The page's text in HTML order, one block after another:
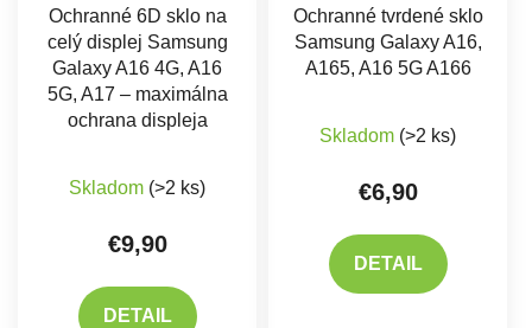
Ochranné 6D sklo na
celý displej Samsung
Galaxy A16 4G, A16
5G, A17 – maximálna
ochrana displeja
Skladom (>2 ks)
€9,90
DETAIL
Ochranné tvrdené sklo
Samsung Galaxy A16,
A165, A16 5G A166
Skladom (>2 ks)
€6,90
DETAIL